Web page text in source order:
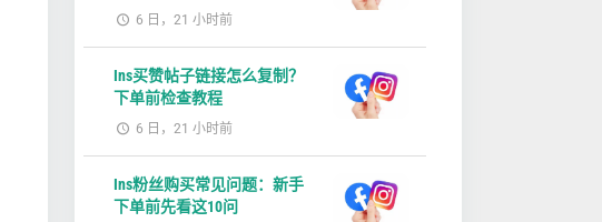
6 日，21 小时前
Ins买赞帖子链接怎么复制？
下单前检查教程
6 日，21 小时前
Ins粉丝购买常见问题：新手
下单前先看这10问